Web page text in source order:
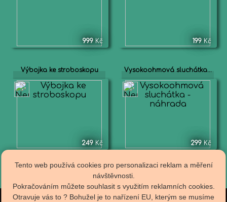
999 Kč 199 Kč
Výbojka ke stroboskopu
249 Kč
Vysokoohmová sluchátka...
299 Kč
Tento web používá cookies pro personalizaci reklam a měření
návštěvnosti.
Pokračováním můžete souhlasit s využitím reklamních cookies.
Otravuje vás to ? Bohužel je to nařízení EU, kterým se musíme